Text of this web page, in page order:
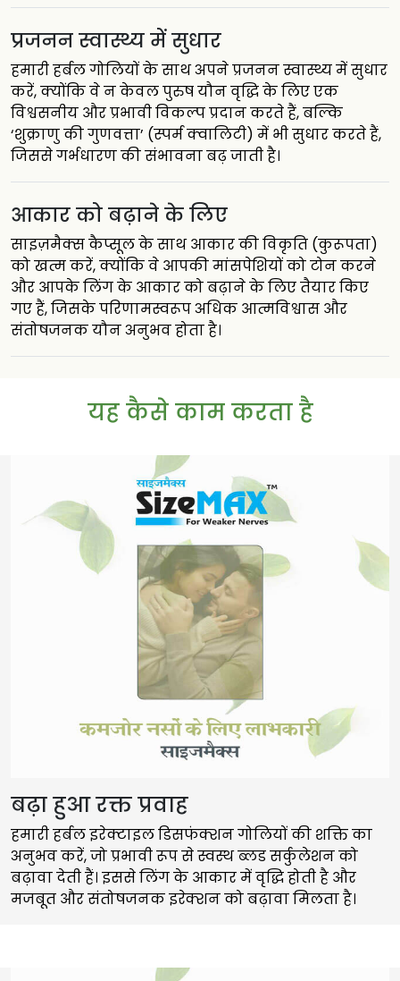
प्रजनन स्वास्थ्य में सुधार
हमारी हर्बल गोलियों के साथ अपने प्रजनन स्वास्थ्य में सुधार
करें, क्योंकि वे न केवल पुरुष यौन वृद्धि के लिए एक
विश्वसनीय और प्रभावी विकल्प प्रदान करते हैं, बल्कि
‘शुक्राणु की गुणवत्ता’ (स्पर्म क्वालिटी) में भी सुधार करते हैं,
जिससे गर्भधारण की संभावना बढ़ जाती है।
आकार को बढ़ाने के लिए
साइज़मैक्स कैप्सूल के साथ आकार की विकृति (कुरूपता)
को खत्म करें, क्योंकि वे आपकी मांसपेशियों को टोन करने
और आपके लिंग के आकार को बढ़ाने के लिए तैयार किए
गए हैं, जिसके परिणामस्वरूप अधिक आत्मविश्वास और
संतोषजनक यौन अनुभव होता है।
यह कैसे काम करता है
बढ़ा हुआ रक्त प्रवाह
हमारी हर्बल इरेक्टाइल डिसफंक्शन गोलियों की शक्ति का
अनुभव करें, जो प्रभावी रूप से स्वस्थ ब्लड सर्कुलेशन को
बढ़ावा देती हैं। इससे लिंग के आकार में वृद्धि होती है और
मजबूत और संतोषजनक इरेक्शन को बढ़ावा मिलता है।